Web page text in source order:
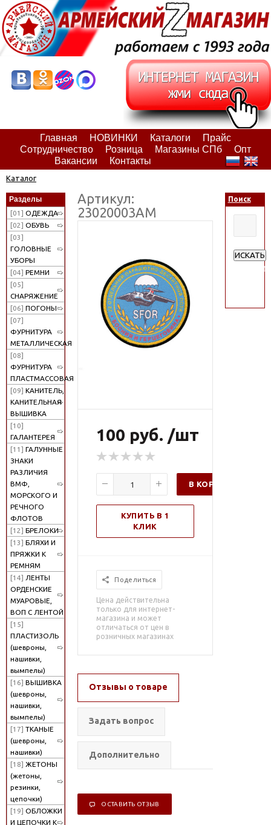
Главная НОВИНКИ Каталоги
Прайс
Сотрудничество
Розница Магазины СПб
Опт
Вакансии
Контакты
Каталог
Разделы
[01] ОДЕЖДА
[02] ОБУВЬ
[03]
ГОЛОВНЫЕ
УБОРЫ
[04] РЕМНИ
[05]
СНАРЯЖЕНИЕ
[06] ПОГОНЫ
[07]
ФУРНИТУРА
МЕТАЛЛИЧЕСКАЯ
[08]
ФУРНИТУРА
ПЛАСТМАССОВАЯ
[09] КАНИТЕЛЬ,
КАНИТЕЛЬНАЯ
ВЫШИВКА
[10]
ГАЛАНТЕРЕЯ
[11] ГАЛУННЫЕ
ЗНАКИ
РАЗЛИЧИЯ
ВМФ,
МОРСКОГО И
РЕЧНОГО
ФЛОТОВ
[12] БРЕЛОКИ
[13] БЛЯХИ И
ПРЯЖКИ К
РЕМНЯМ
[14] ЛЕНТЫ
ОРДЕНСКИЕ
МУАРОВЫЕ,
ВОП С ЛЕНТОЙ
[15]
ПЛАСТИЗОЛЬ
(шевроны,
нашивки,
вымпелы)
[16] ВЫШИВКА
(шевроны,
нашивки,
вымпелы)
[17] ТКАНЫЕ
(шевроны,
нашивки)
[18] ЖЕТОНЫ
(жетоны,
резинки,
цепочки)
[19] ОБЛОЖКИ
И ЦЕПОЧКИ К
Артикул:
23020003АМ
100 руб. /шт
В КОРЗИНУ
КУПИТЬ В 1
КЛИК
Поделиться
Цена действительна
только для интернет-
магазина и может
отличаться от цен в
розничных магазинах
Отзывы о товаре
Задать вопрос
Дополнительно
ОСТАВИТЬ ОТЗЫВ
Поиск
ИСКАТЬ